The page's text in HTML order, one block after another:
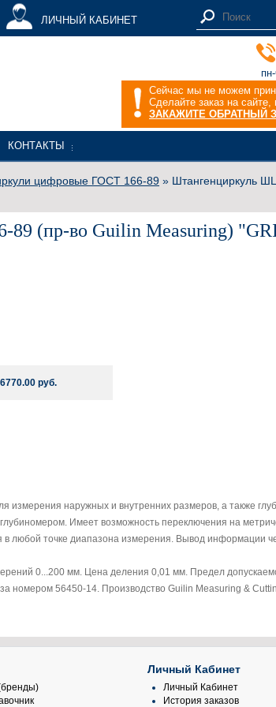
ЛИЧНЫЙ КАБИНЕТ
Сейчас мы не можем
Сделайте заказ на сайте,
ЗАКАЖИТЕ ОБРАТНЫЙ
КОНТАКТЫ
цифровые ГОСТ 166-89 » Штангенциркуль
(пр-во Guilin Measuring)
6770.00 руб.
измерения наружных и внутренних размеров, а также
Имеет возможность переключения на
в любой точке диапазона измерения. Вывод информации
0...200 мм. Цена деления 0,01 мм. Предел
номером 56450-14. Производство Guilin Measuring &
Личный Кабинет
Личный Кабинет
История заказов